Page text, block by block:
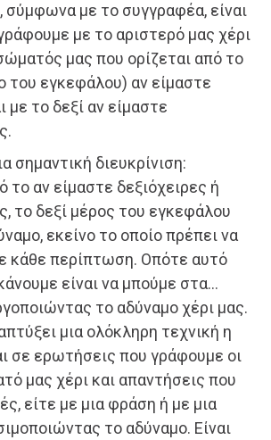
σύμφωνα με το συγγραφέα, είναι
με το αριστερό μας χέρι
μας που ορίζεται από το
του εγκεφάλου) αν είμαστε
με το δεξί αν είμαστε
σημαντική διευκρίνιση:
το αν είμαστε δεξιόχειρες ή
το δεξί μέρος του εγκεφάλου
εκείνο το οποίο πρέπει να
κάθε περίπτωση. Οπότε αυτό
είναι να μπούμε στα…
το αδύναμο χέρι μας.
μια ολόκληρη τεχνική η
σε ερωτήσεις που γράφουμε οι
μας χέρι και απαντήσεις που
είτε με μια φράση ή με μια
το αδύναμο. Είναι